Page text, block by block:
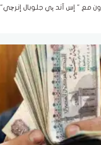
مع " إس آند پي جلوبال إنرچي"